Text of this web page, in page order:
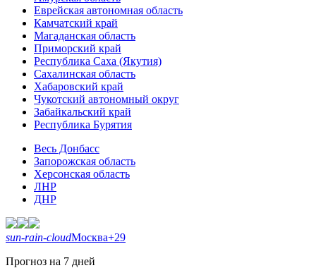
Еврейская автономная область
Камчатский край
Магаданская область
Приморский край
Республика Саха (Якутия)
Сахалинская область
Хабаровский край
Чукотский автономный округ
Забайкальский край
Республика Бурятия
Весь Донбасс
Запорожская область
Херсонская область
ЛНР
ДНР
sun-rain-cloudМосква+29
Прогноз на 7 дней